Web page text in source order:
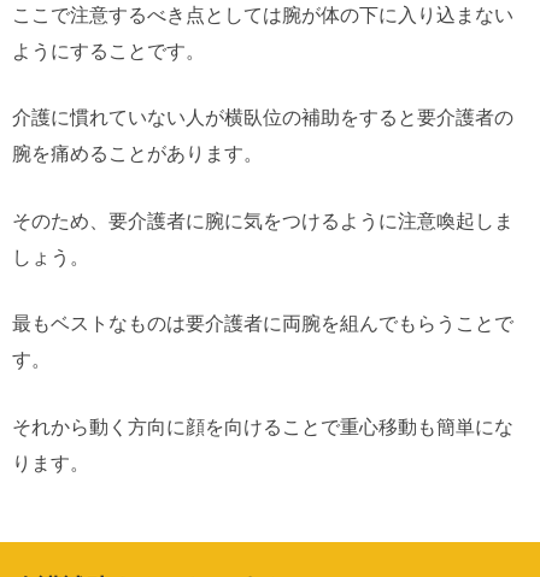
ここで注意するべき点としては腕が体の下に入り込まない
ようにすることです。
介護に慣れていない人が横臥位の補助をすると要介護者の
腕を痛めることがあります。
そのため、要介護者に腕に気をつけるように注意喚起しま
しょう。
最もベストなものは要介護者に両腕を組んでもらうことで
す。
それから動く方向に顔を向けることで重心移動も簡単にな
ります。